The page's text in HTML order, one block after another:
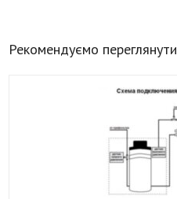
Рекомендуємо переглянути